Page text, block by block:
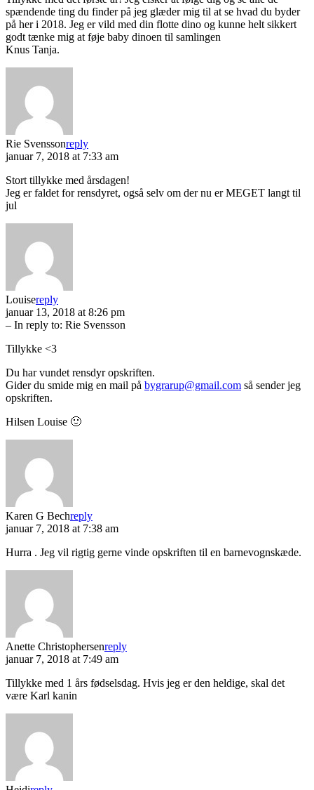
spændende ting du finder på jeg glæder mig til at se hvad du byder
på her i 2018. Jeg er vild med din flotte dino og kunne helt sikkert
godt tænke mig at føje baby dinoen til samlingen
Knus Tanja.
Rie Svenssonreply
januar 7, 2018 at 7:33 am
Stort tillykke med årsdagen!
Jeg er faldet for rensdyret, også selv om der nu er MEGET langt til
jul
Louisereply
januar 13, 2018 at 8:26 pm
– In reply to: Rie Svensson
Tillykke <3
Du har vundet rensdyr opskriften.
Gider du smide mig en mail på bygrarup@gmail.com så sender jeg
opskriften.
Hilsen Louise 🙂
Karen G Bechreply
januar 7, 2018 at 7:38 am
Hurra . Jeg vil rigtig gerne vinde opskriften til en barnevognskæde.
Anette Christophersenreply
januar 7, 2018 at 7:49 am
Tillykke med 1 års fødselsdag. Hvis jeg er den heldige, skal det
være Karl kanin